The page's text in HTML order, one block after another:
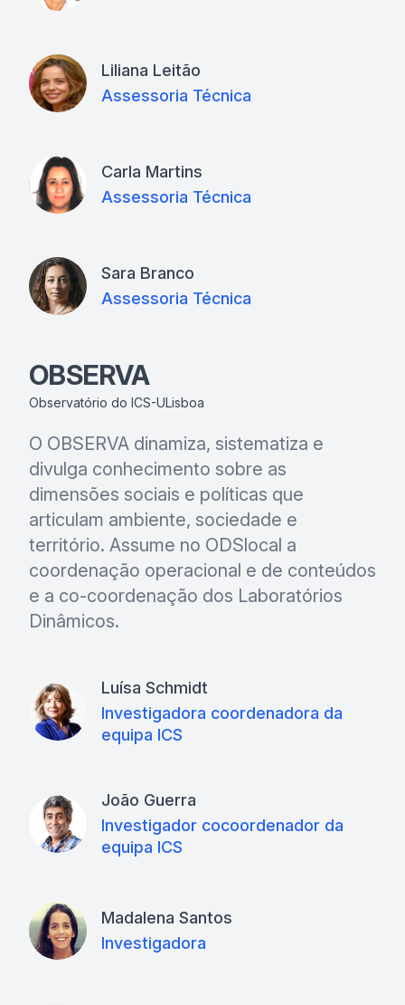
Liliana Leitão
Assessoria Técnica
Carla Martins
Assessoria Técnica
Sara Branco
Assessoria Técnica
OBSERVA
Observatório do ICS-ULisboa
O OBSERVA dinamiza, sistematiza e
divulga conhecimento sobre as
dimensões sociais e políticas que
articulam ambiente, sociedade e
território. Assume no ODSlocal a
coordenação operacional e de conteúdos
e a co-coordenação dos Laboratórios
Dinâmicos.
Luísa Schmidt
Investigadora coordenadora da
equipa ICS
João Guerra
Investigador cocoordenador da
equipa ICS
Madalena Santos
Investigadora